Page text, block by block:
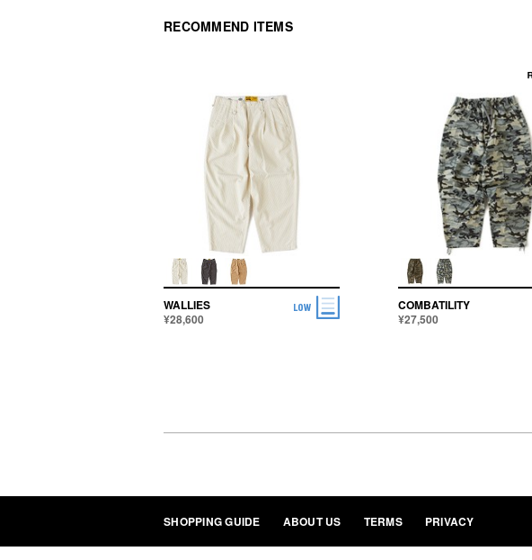
RECOMMEND ITEMS
WALLIES
¥28,600
COMBATILITY
¥27,500
SHOPPING GUIDE ABOUT US TERMS PRIVACY